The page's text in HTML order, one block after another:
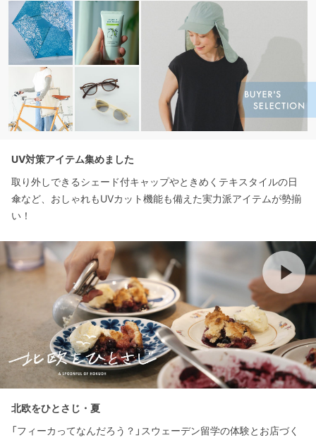
UV対策アイテム集めました
取り外しできるシェード付キャップやときめくテキスタイルの日
傘など、おしゃれもUVカット機能も備えた実力派アイテムが勢揃
い！
北欧をひとさじ・夏
「フィーカってなんだろう？」スウェーデン留学の体験とお店づく